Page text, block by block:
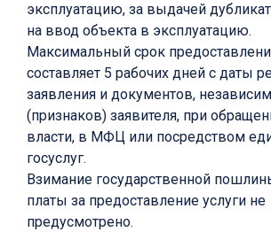
эксплуатацию, за выдачей
на ввод объекта в эксплуатацию.
Максимальный срок
составляет 5 рабочих дней с даты
заявления и документов,
(признаков) заявителя, при
власти, в МФЦ или посредством
госуслуг.
Взимание государственной
платы за предоставление услуги не
предусмотрено.